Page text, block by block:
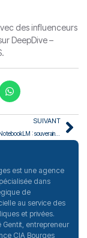
des influenceurs
DeepDive –
.
SUIVANT
Open Notebook vs NotebookLM : souveraineté et IA en entreprise
est une agence
dans
de
au service des
et privées.
Gentit, entrepreneur
CIA Bourges